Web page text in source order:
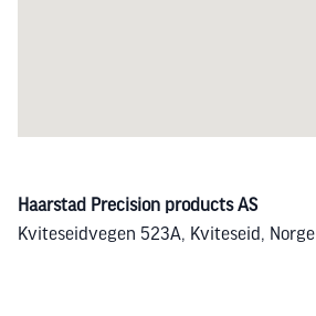
Haarstad Precision products AS
Kviteseidvegen 523A, Kviteseid, Norge